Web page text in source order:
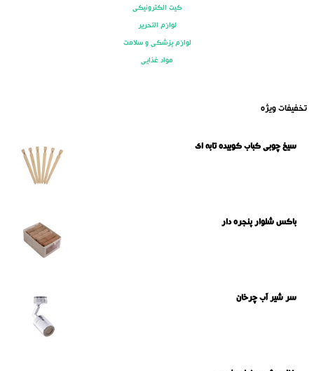
کیت الکترونیکی
لوازم التحریر
لوازم پزشکی و سلامت
مواد غذایی
تخفیفات ویژه
سیخ چوبی کباب کوبیده تابه ای
باکس شلوار پنجره دار
سر شیر آب چرخان